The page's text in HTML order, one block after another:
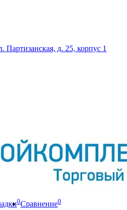
Партизанская, д. 25, корпус 1
0Сравнение0